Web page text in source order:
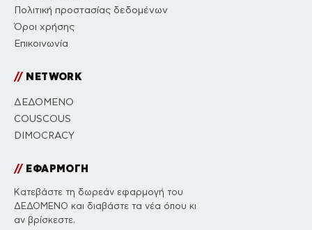
Πολιτική προστασίας δεδομένων
Όροι χρήσης
Επικοινωνία
//NETWORK
ΔΕΔΟΜΕΝΟ
COUSCOUS
DIMOCRACY
//ΕΦΑΡΜΟΓΗ
Κατεβάστε τη δωρεάν εφαρμογή του
ΔΕΔΟΜΕΝΟ και διαβάστε τα νέα όπου κι
αν βρίσκεστε.